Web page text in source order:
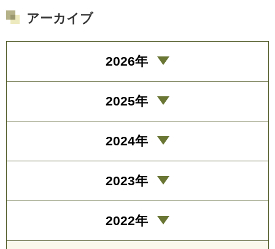
アーカイブ
2026年
2025年
2024年
2023年
2022年